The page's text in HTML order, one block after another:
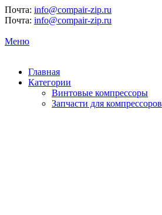
Почта: info@compair-zip.ru
Почта: info@compair-zip.ru
Меню
Главная
Категории
Винтовые компрессоры
Запчасти для компрессоров